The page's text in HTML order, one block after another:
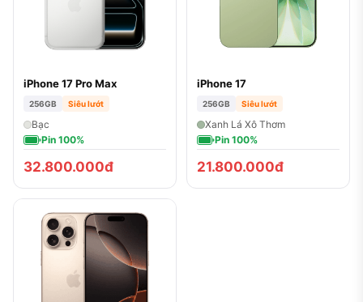
iPhone 17 Pro Max
256GB Siêu lướt
Bạc
Pin 100%
32.800.000đ
iPhone 17
256GB Siêu lướt
Xanh Lá Xô Thơm
Pin 100%
21.800.000đ